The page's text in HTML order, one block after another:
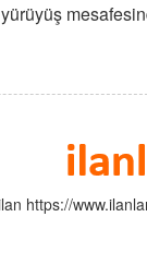
https://